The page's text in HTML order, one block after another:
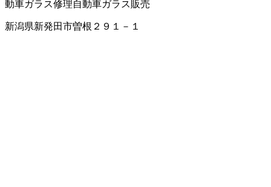
動車ガラス修理自動車ガラス販売
新潟県新発田市曽根２９１－１